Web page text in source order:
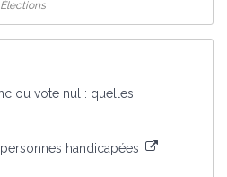
ou vote nul : quelles
handicapées